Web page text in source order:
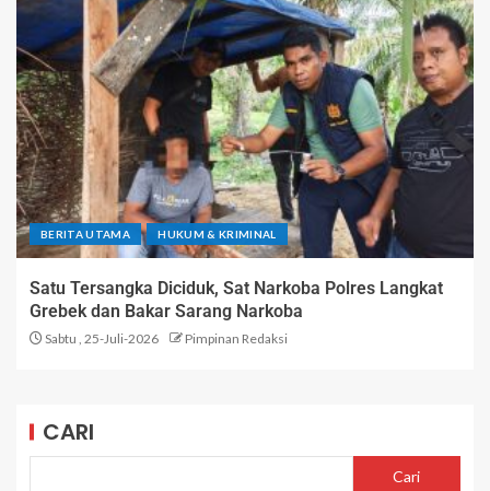
BERITA UTAMA HUKUM & KRIMINAL
Satu Tersangka Diciduk, Sat Narkoba Polres Langkat
Grebek dan Bakar Sarang Narkoba
Sabtu , 25-Juli-2026 Pimpinan Redaksi
CARI
Cari